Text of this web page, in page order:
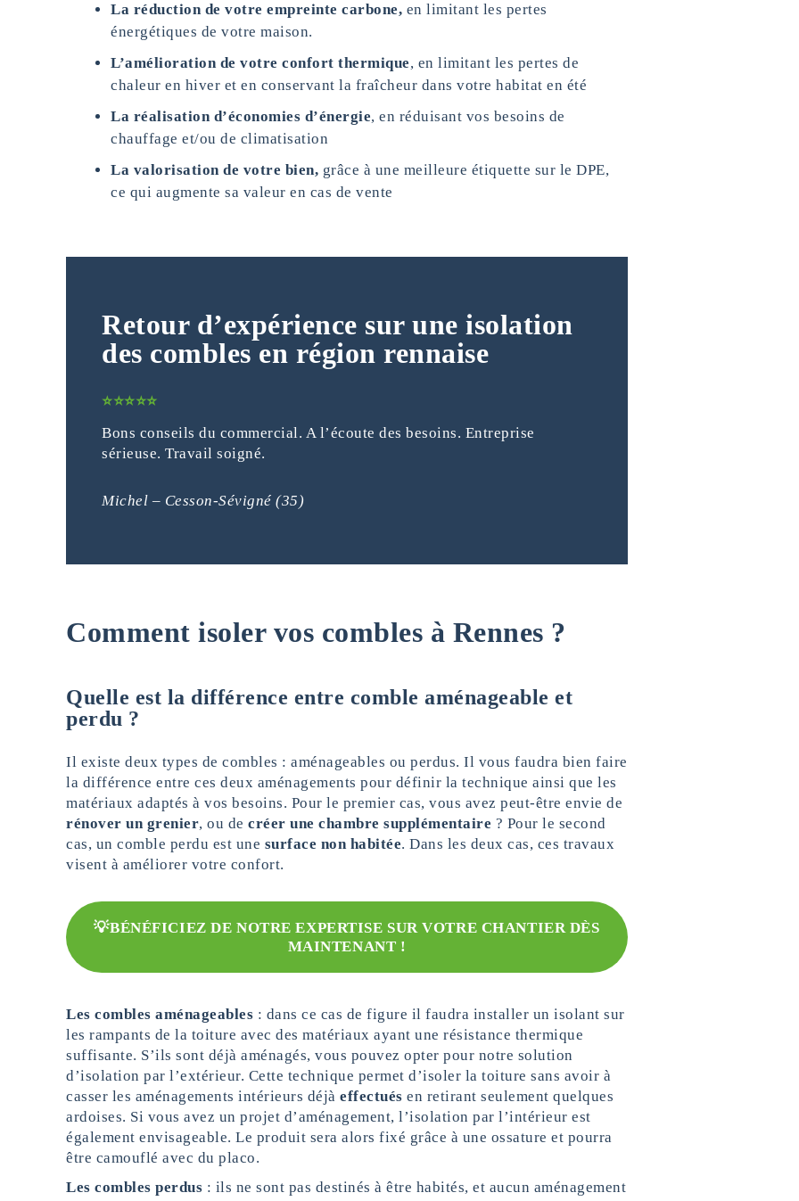
La réduction de votre empreinte carbone, en limitant les pertes
énergétiques de votre maison.
L’amélioration de votre confort thermique, en limitant les pertes de
chaleur en hiver et en conservant la fraîcheur dans votre habitat en été
La réalisation d’économies d’énergie, en réduisant vos besoins de
chauffage et/ou de climatisation
La valorisation de votre bien, grâce à une meilleure étiquette sur le DPE,
ce qui augmente sa valeur en cas de vente
Retour d’expérience sur une isolation
des combles en région rennaise
⭐⭐⭐⭐⭐
Bons conseils du commercial. A l’écoute des besoins. Entreprise
sérieuse. Travail soigné.
Michel – Cesson-Sévigné (35)
Comment isoler vos combles à Rennes ?
Quelle est la différence entre comble aménageable et
perdu ?
Il existe deux types de combles : aménageables ou perdus. Il vous faudra bien faire
la différence entre ces deux aménagements pour définir la technique ainsi que les
matériaux adaptés à vos besoins. Pour le premier cas, vous avez peut-être envie de
rénover un grenier, ou de créer une chambre supplémentaire ? Pour le second
cas, un comble perdu est une surface non habitée. Dans les deux cas, ces travaux
visent à améliorer votre confort.
💡BÉNÉFICIEZ DE NOTRE EXPERTISE SUR VOTRE CHANTIER DÈS
MAINTENANT !
Les combles aménageables : dans ce cas de figure il faudra installer un isolant sur
les rampants de la toiture avec des matériaux ayant une résistance thermique
suffisante. S’ils sont déjà aménagés, vous pouvez opter pour notre solution
d’isolation par l’extérieur. Cette technique permet d’isoler la toiture sans avoir à
casser les aménagements intérieurs déjà effectués en retirant seulement quelques
ardoises. Si vous avez un projet d’aménagement, l’isolation par l’intérieur est
également envisageable. Le produit sera alors fixé grâce à une ossature et pourra
être camouflé avec du placo.
Les combles perdus : ils ne sont pas destinés à être habités, et aucun aménagement